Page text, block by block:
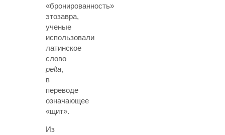
«бронированность»
этозавра,
ученые
использовали
латинское
слово
pelta,
в
переводе
означающее
«щит».
Из